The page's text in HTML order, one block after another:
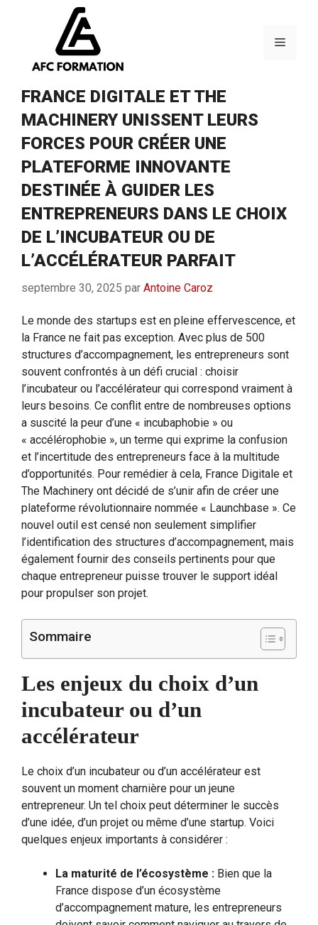
Menu
FRANCE DIGITALE ET THE
MACHINERY UNISSENT LEURS
FORCES POUR CRÉER UNE
PLATEFORME INNOVANTE
DESTINÉE À GUIDER LES
ENTREPRENEURS DANS LE CHOIX
DE L’INCUBATEUR OU DE
L’ACCÉLÉRATEUR PARFAIT
septembre 30, 2025 par Antoine Caroz
Le monde des startups est en pleine effervescence, et
la France ne fait pas exception. Avec plus de 500
structures d’accompagnement, les entrepreneurs sont
souvent confrontés à un défi crucial : choisir
l’incubateur ou l’accélérateur qui correspond vraiment à
leurs besoins. Ce conflit entre de nombreuses options
a suscité la peur d’une « incubaphobie » ou
« accélérophobie », un terme qui exprime la confusion
et l’incertitude des entrepreneurs face à la multitude
d’opportunités. Pour remédier à cela, France Digitale et
The Machinery ont décidé de s’unir afin de créer une
plateforme révolutionnaire nommée « Launchbase ». Ce
nouvel outil est censé non seulement simplifier
l’identification des structures d’accompagnement, mais
également fournir des conseils pertinents pour que
chaque entrepreneur puisse trouver le support idéal
pour propulser son projet.
Sommaire
Les enjeux du choix d’un
incubateur ou d’un
accélérateur
Le choix d’un incubateur ou d’un accélérateur est
souvent un moment charnière pour un jeune
entrepreneur. Un tel choix peut déterminer le succès
d’une idée, d’un projet ou même d’une startup. Voici
quelques enjeux importants à considérer :
La maturité de l’écosystème : Bien que la
France dispose d’un écosystème
d’accompagnement mature, les entrepreneurs